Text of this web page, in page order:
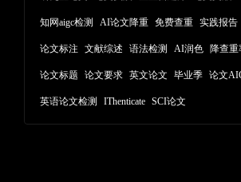
知网aigc检测 AI论文降重 免费查重 实践报告
论文标注 文献综述 语法检测 AI润色 降查重
论文标题 论文要求 英文论文 毕业季 论文
英语论文检测 IThenticate SCI论文